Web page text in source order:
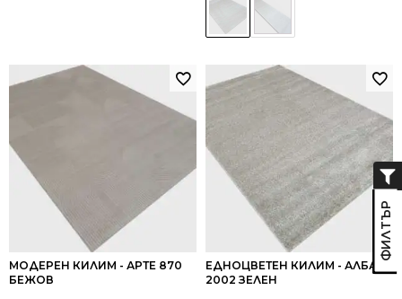
МОДЕРЕН КИЛИМ - АРТЕ 870
БЕЖОВ
ЕДНОЦВЕТЕН КИЛИМ - АЛБА
2002 ЗЕЛЕН